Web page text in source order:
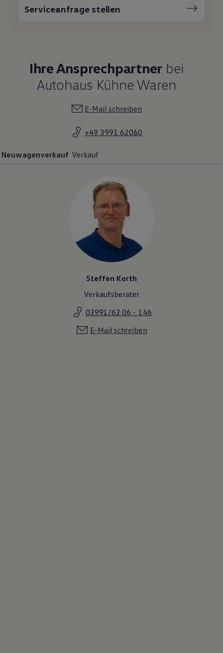
Serviceanfrage stellen
Ihre Ansprechpartner bei
Autohaus Kühne Waren
E-Mail schreiben
+49 3991 62060
Neuwagenverkauf Verkauf
Steffen Korth
Verkaufsberater
03991/62 06 - 146
E-Mail schreiben